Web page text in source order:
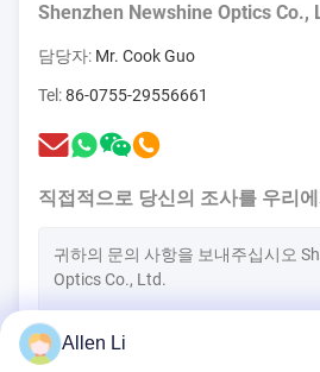
Shenzhen Newshine Optics Co.,
담당자: Mr. Cook Guo
Tel:86-0755-29556661
직접적으로 당신의 조사를 우리
Allen Li